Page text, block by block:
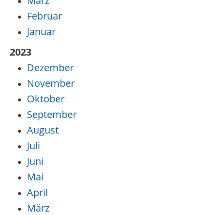
Februar
Januar
2023
Dezember
November
Oktober
September
August
Juli
Juni
Mai
April
März